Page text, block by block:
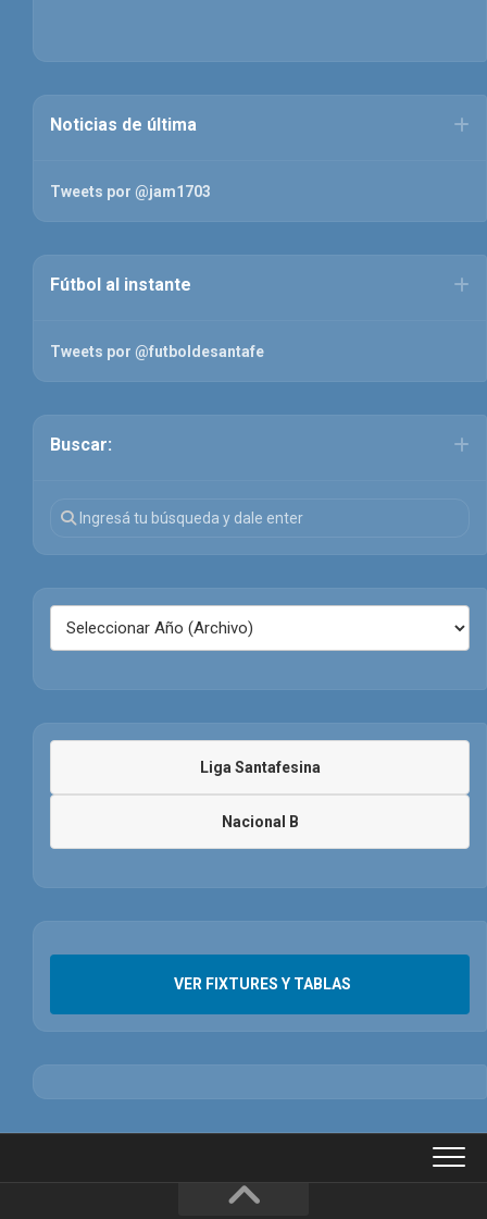
Noticias de última
Tweets por @jam1703
Fútbol al instante
Tweets por @futboldesantafe
Buscar:
Liga Santafesina
Nacional B
VER FIXTURES Y TABLAS